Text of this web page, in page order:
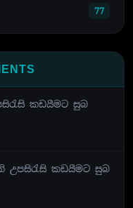
77
කඩයීමට සුබ
උපසිරැසි කඩයීමට සුබ